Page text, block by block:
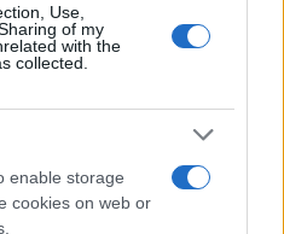
Use,
of my
with the
collected.
enable storage
cookies on web or
ήταν τέλειο με τη
Δεν είχε
τεχνικές. Είχε
αγάπη. Κάθε
μια πράξη